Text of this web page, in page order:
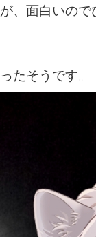
、面白いの
たそうです。